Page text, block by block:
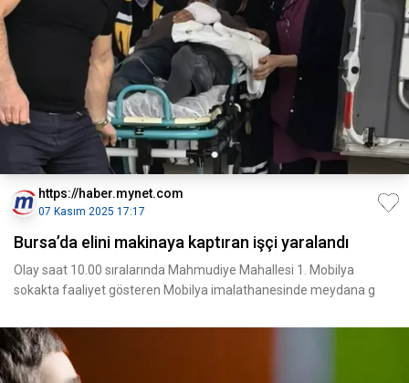
https://haber.mynet.com
07 Kasım 2025 17:17
Bursa’da elini makinaya kaptıran işçi yaralandı
Olay saat 10.00 sıralarında Mahmudiye Mahallesi 1. Mobilya
sokakta faaliyet gösteren Mobilya imalathanesinde meydana g